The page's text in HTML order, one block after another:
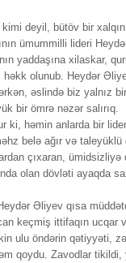
deyil, bütöv bir
ümummilli lideri
yaddaşına xilaskar,
olunub. Heydər
əslində biz yalnız
bir ömrə nəzər salırıq.
ki, həmin anlarda bir
belə ağır və taleyüklü
çıxaran, ümidsizliyə
olan dövləti ayaqda
Əliyev qısa
keçmiş ittifaqın ucqar
ulu öndərin qətiyyəti,
qoydu. Zavodlar tikildi,